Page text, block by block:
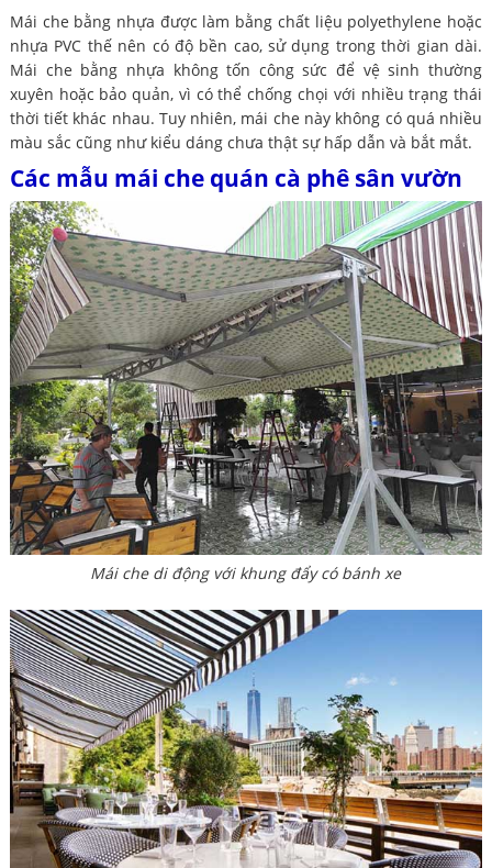
Mái che bằng nhựa được làm bằng chất liệu polyethylene hoặc
nhựa PVC thế nên có độ bền cao, sử dụng trong thời gian dài.
Mái che bằng nhựa không tốn công sức để vệ sinh thường
xuyên hoặc bảo quản, vì có thể chống chọi với nhiều trạng thái
thời tiết khác nhau. Tuy nhiên, mái che này không có quá nhiều
màu sắc cũng như kiểu dáng chưa thật sự hấp dẫn và bắt mắt.
Các mẫu mái che quán cà phê sân vườn
Mái che di động với khung đẩy có bánh xe